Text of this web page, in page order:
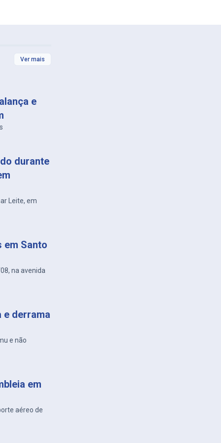
Ver mais
e
durante
Leite, em
em Santo
na avenida
e derrama
e não
em
aéreo de